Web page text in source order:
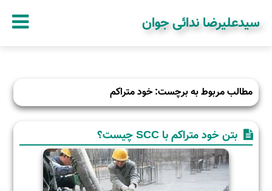
سیدعلیرضا ندائی جوان
مطالب مربوط به برچست: خود متراکم
بتن خود متراکم با SCC چیست؟